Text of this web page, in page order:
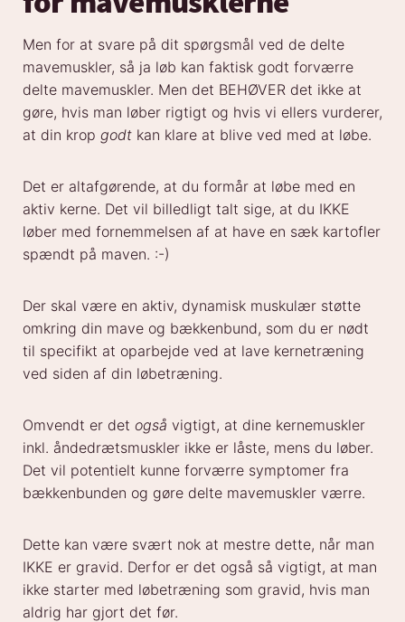
Men for at svare på dit spørgsmål ved de delte
mavemuskler, så ja løb kan faktisk godt forværre
delte mavemuskler. Men det BEHØVER det ikke at
gøre, hvis man løber rigtigt og hvis vi ellers vurderer,
at din krop godt kan klare at blive ved med at løbe.
Det er altafgørende, at du formår at løbe med en
aktiv kerne. Det vil billedligt talt sige, at du IKKE
løber med fornemmelsen af at have en sæk kartofler
spændt på maven. :-)
Der skal være en aktiv, dynamisk muskulær støtte
omkring din mave og bækkenbund, som du er nødt
til specifikt at oparbejde ved at lave kernetræning
ved siden af din løbetræning.
Omvendt er det også vigtigt, at dine kernemuskler
inkl. åndedrætsmuskler ikke er låste, mens du løber.
Det vil potentielt kunne forværre symptomer fra
bækkenbunden og gøre delte mavemuskler værre.
Dette kan være svært nok at mestre dette, når man
IKKE er gravid. Derfor er det også så vigtigt, at man
ikke starter med løbetræning som gravid, hvis man
aldrig har gjort det før.